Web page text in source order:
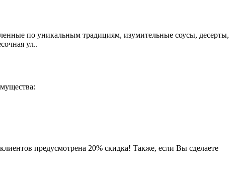
по уникальным традициям, изумительные соусы, десерты,
ул..
предусмотрена 20% скидка! Также, если Вы сделаете